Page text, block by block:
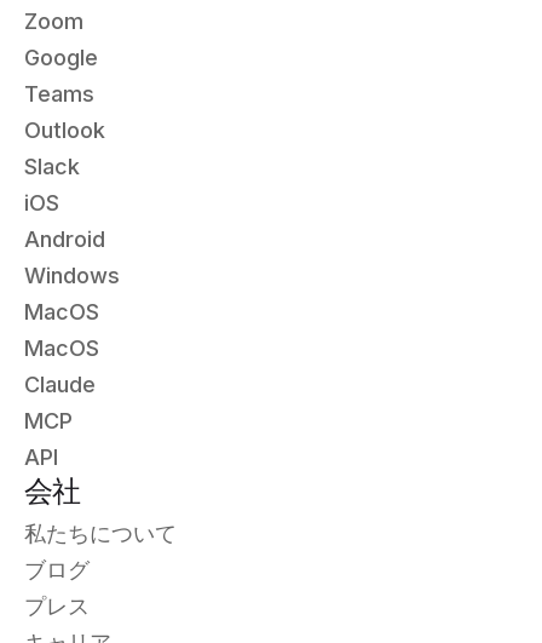
Zoom
Google
Teams
Outlook
Slack
iOS
Android
Windows
MacOS
MacOS
Claude
MCP
API
会社
私たちについて
ブログ
プレス